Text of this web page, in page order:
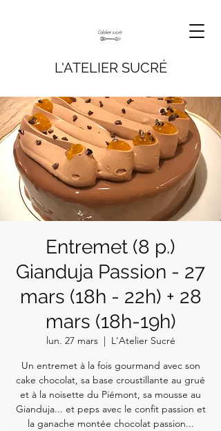
L'ATELIER SUCRÉ
Entremet (8 p.)
Gianduja Passion - 27
mars (18h - 22h) + 28
mars (18h-19h)
lun. 27 mars
  |
L'Atelier Sucré
Un entremet à la fois gourmand avec son
cake chocolat, sa base croustillante au grué
et à la noisette du Piémont, sa mousse au
Gianduja... et peps avec le confit passion et
la ganache montée chocolat passion...